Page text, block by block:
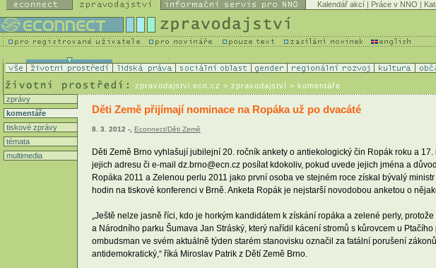
Kalendář akcí | Práce v NNO |
zpravodajstvi.ecn.cz > zpravodajství > komentáře
zprávy
komentáře
tiskové zprávy
témata
multimedia
Děti Země přijímají nominace na Ropáka už po dvacáté
8. 3. 2012 -, Econnect/Děti Země
Děti Země Brno vyhlašují jubilejní 20. ročník ankety o antiekologický čin Ropák roku a
jejich adresu či e-mail dz.brno@ecn.cz posílat kdokoliv, pokud uvede jejich jména a
Ropáka 2011 a Zelenou perlu 2011 jako první osoba ve stejném roce získal bývalý
hodin na tiskové konferenci v Brně. Anketa Ropák je nejstarší novodobou anketou o
„Ještě nelze jasně říci, kdo je horkým kandidátem k získání ropáka a zelené perly,
a Národního parku Šumava Jan Stráský, který nařídil kácení stromů s kůrovcem u
ombudsman ve svém aktuálně týden starém stanovisku označil za fatální porušení
antidemokratický,“ říká Miroslav Patrik z Dětí Země Brno.